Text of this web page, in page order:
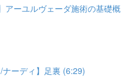
アーユルヴェーダ施術の基礎概
ナーディ】足裏 (6:29)